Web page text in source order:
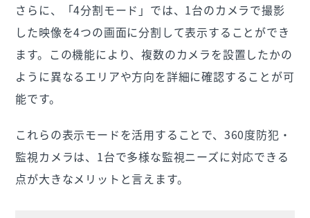
さらに、「4分割モード」では、1台のカメラで撮影
した映像を4つの画面に分割して表示することができ
ます。この機能により、複数のカメラを設置したかの
ように異なるエリアや方向を詳細に確認することが可
能です。
これらの表示モードを活用することで、360度防犯・
監視カメラは、1台で多様な監視ニーズに対応できる
点が大きなメリットと言えます。